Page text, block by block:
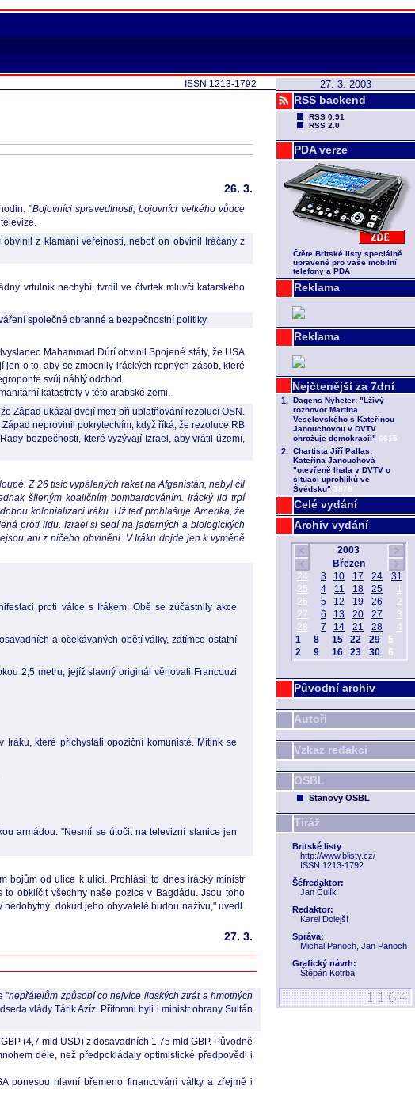
27. 3. 2003
RSS backend
RSS 0.91
RSS 2.0
PDA verze
Čtěte Britské listy speciálně
upravené pro vaše mobilní
telefony a PDA
Reklama
Reklama
Celé vydání
Archiv vydání
Původní archiv
Autoři
Vzkaz redakci
OSBL
Stanovy OSBL
Tiráž
Britské listy
http://www.blisty.cz/
ISSN 1213-1792
Šéfredaktor:
Jan Čulík
Redaktor:
Karel Dolejší
Správa:
Michal Panoch, Jan Panoch
Grafický návrh:
Štěpán Kotrba
ISSN 1213-1792
26. 3.
"Bojovníci spravedlnosti, bojovníci velkého vůdce
obvinil z klamání veřejnosti, neboť on obvinil Iráčany z
vrtulník nechybí, tvrdil ve čtvrtek mluvčí katarského
společné obranné a bezpečnostní politiky.
Mahammad Dúrí obvinil Spojené státy, že USA
o to, aby se zmocnily iráckých ropných zásob, které
svůj náhlý odchod.
katastrofy v této arabské zemi.
Západ ukázal dvojí metr při uplatňování rezolucí OSN.
neprovinil pokrytectvím, když říká, že rezoluce RB
bezpečnosti, které vyzývají Izrael, aby vrátil území,
Z 26 tisíc vypálených raket na Afganistán, nebyl cíl
šíleným koaličním bombardováním. Irácký lid trpí
kolonializaci Iráku. Už teď prohlašuje Amerika, že
proti lidu. Izrael si sedí na jaderných a biologických
ani z ničeho obviněni. V Iráku dojde jen k vyměně
proti válce s Irákem. Obě se zúčastnily akce
a očekávaných obětí války, zatímco ostatní
2,5 metru, jejíž slavný originál věnovali Francouzi
které přichystali opoziční komunisté. Mítink se
armádou. "Nesmí se útočit na televizní stanice jen
bojům od ulice k ulici. Prohlásil to dnes irácký ministr
obklíčit všechny naše pozice v Bagdádu. Jsou toho
dokud jeho obyvatelé budou naživu," uvedl.
27. 3.
"nepřátelům způsobí co nejvíce lidských ztrát a hmotných
vlády Tárik Azíz. Přítomni byli i ministr obrany Sultán
(4,7 mld USD) z dosavadních 1,75 mld GBP. Původně
déle, než předpokládaly optimistické předpovědi i
ponesou hlavní břemeno financování války a zřejmě i